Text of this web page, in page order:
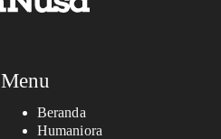
Menu
Beranda
Humaniora